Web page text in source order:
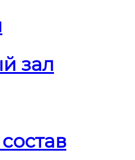
зал